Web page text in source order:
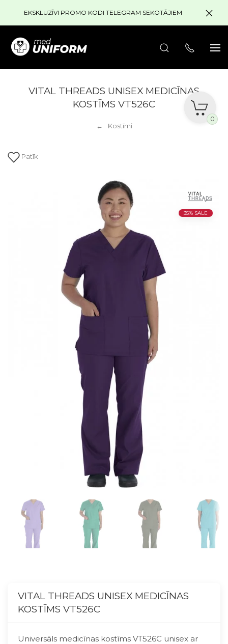
EKSKLUZĪVI PROMO KODI TELEGRAM SEKOTĀJIEM
0
VITAL THREADS UNISEX MEDICĪNAS
KOSTĪMS VT526C
Kostīmi
Patīk
35% SALE
VITAL THREADS UNISEX MEDICĪNAS
KOSTĪMS VT526C
Universāls medicīnas kostīms VT526C unisex ar